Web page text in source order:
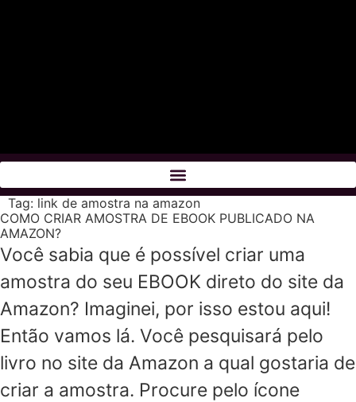
Tag: link de amostra na amazon
COMO CRIAR AMOSTRA DE EBOOK PUBLICADO NA
AMAZON?
Você sabia que é possível criar uma
amostra do seu EBOOK direto do site da
Amazon? Imaginei, por isso estou aqui!
Então vamos lá. Você pesquisará pelo
livro no site da Amazon a qual gostaria de
criar a amostra. Procure pelo ícone